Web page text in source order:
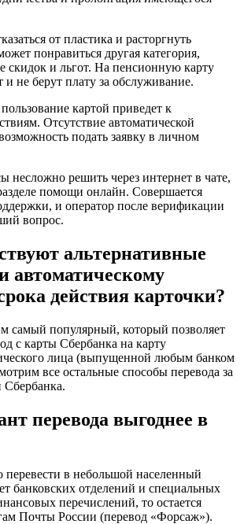
от пластика и расторгнуть
понравиться другая категория,
скидок и льгот. На пенсионную карту
не берут плату за обслуживание.
картой приведет к
Отсутствие автоматической
подать заявку в личном
несложно решить через интернет в чате,
помощи онлайн. Совершается
и оператор после верификации
вопрос.
альтернативные
автоматическому
действия карточки?
самый популярный, который позволяет
с карты Сбербанка на карту
лица (выпущенной любым банком
все остальные способы перевода за
перевода выгоднее в
в небольшой населенный
банковских отделений и специальных
перечислений, то остается
Почты России (перевод «Форсаж»).